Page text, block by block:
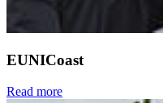
EUNICoast
Read more